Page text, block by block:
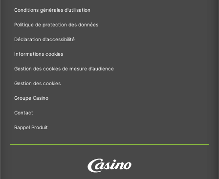
Conditions générales d'utilisation
Politique de protection des données
Déclaration d'accessibilité
Informations cookies
Gestion des cookies de mesure d'audience
Gestion des cookies
Groupe Casino
Contact
Rappel Produit